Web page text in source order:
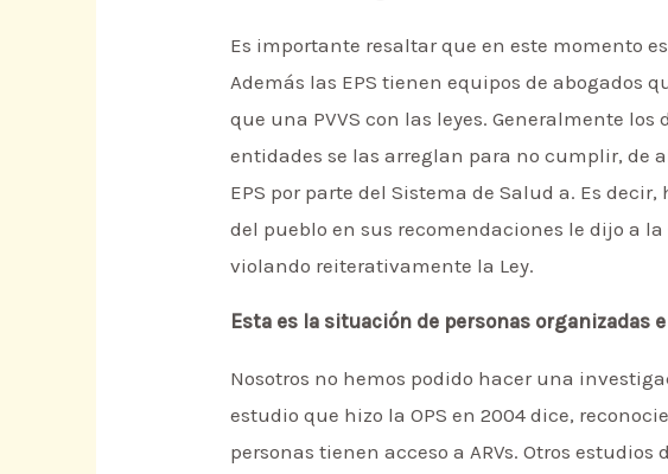
Es importante resaltar que en este momento
Además las EPS tienen equipos de abogados
que una PVVS con las leyes. Generalmente
entidades se las arreglan para no cumplir,
EPS por parte del Sistema de Salud a. Es
del pueblo en sus recomendaciones le dijo a
violando reiterativamente la Ley.
Esta es la situación de personas organizadas
Nosotros no hemos podido hacer una
estudio que hizo la OPS en 2004 dice,
personas tienen acceso a ARVs. Otros